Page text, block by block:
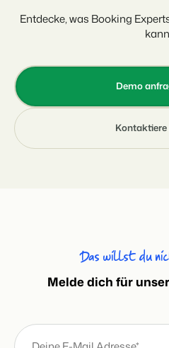
Entdecke, was Booking
Kontaktiere
Demo
Das willst du
Melde dich für